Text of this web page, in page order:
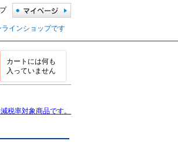
インショップです
カートには何も
入っていません
税率対象商品です。